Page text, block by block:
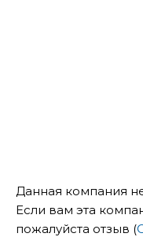
Данная компания
Если вам эта
пожалуйста отзыв (